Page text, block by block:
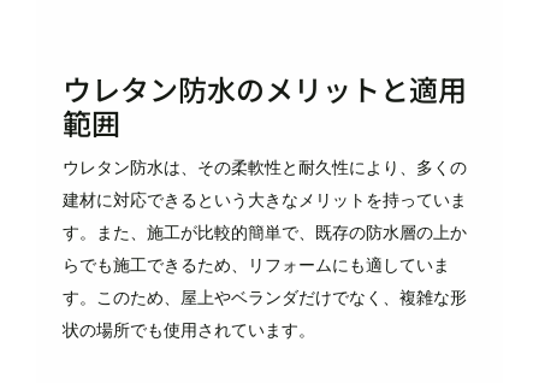
ウレタン防水のメリットと適用
範囲
ウレタン防水は、その柔軟性と耐久性により、多くの
建材に対応できるという大きなメリットを持っていま
す。また、施工が比較的簡単で、既存の防水層の上か
らでも施工できるため、リフォームにも適していま
す。このため、屋上やベランダだけでなく、複雑な形
状の場所でも使用されています。